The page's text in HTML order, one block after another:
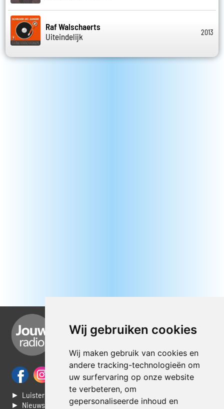
Wij gebruiken cookies
Wij maken gebruik van cookies en
andere tracking-technologieën om
uw surfervaring op onze website
te verbeteren, om
gepersonaliseerde inhoud en
Raf Walschaerts
Uiteindelijk
2013
► Luisteren naar Jouwradio
► Nieuws